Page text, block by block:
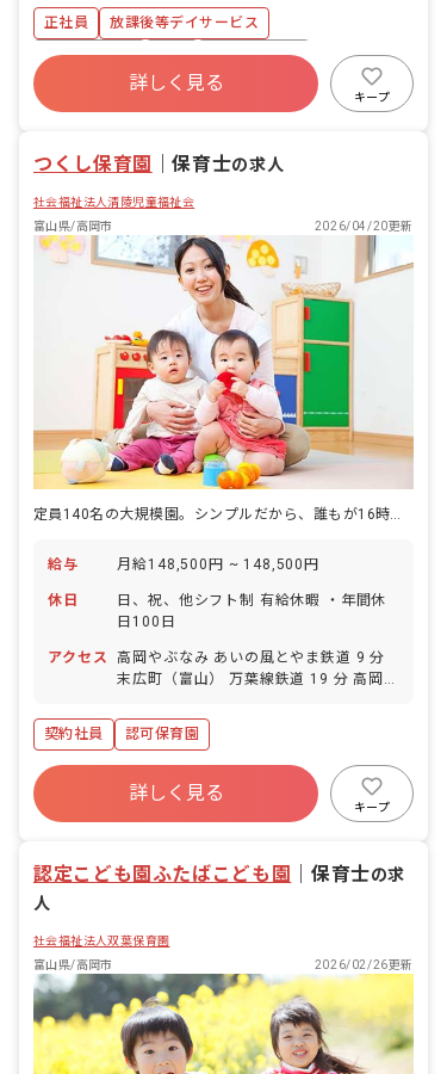
正社員
放課後等デイサービス
社会保険完備
有給 福利厚生充実
詳しく見る
キープ
つくし保育園 ｜保育士の求人
社会福祉法人清陵児童福祉会
富山県/高岡市
2026/04/20更新
定員140名の大規模園。シンプルだから、誰もが16時に帰れる。
給与 月給148,500円 ~ 148,500円
休日
日、祝、他シフト制 有給休暇 ・年間休
日100日
アクセス
高岡やぶなみ あいの風とやま鉄道 9 分
末広町（富山） 万葉線鉄道 19 分 高岡駅
道 20 分 高岡 JR城端線 20 分
契約社員 認可保育園
詳しく見る
キープ
認定こども園ふたばこども園 保育士の求
人
社会福祉法人双葉保育園
富山県/高岡市
2026/02/26更新